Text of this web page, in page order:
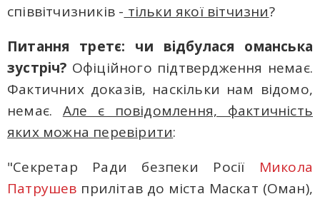
співвітчизників - тільки якої вітчизни?
Питання третє: чи відбулася оманська
зустріч? Офіційного підтвердження немає.
Фактичних доказів, наскільки нам відомо,
немає. Але є повідомлення, фактичність
яких можна перевірити:
"Секретар Ради безпеки Росії Микола
Патрушев прилітав до міста Маскат (Оман),